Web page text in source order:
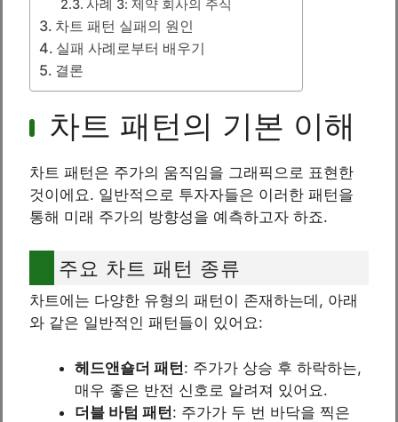
사례 3: 제약 회사의 주식
차트 패턴 실패의 원인
실패 사례로부터 배우기
결론
차트 패턴의 기본 이해
차트 패턴은 주가의 움직임을 그래픽으로 표현한
것이에요. 일반적으로 투자자들은 이러한 패턴을
통해 미래 주가의 방향성을 예측하고자 하죠.
주요 차트 패턴 종류
차트에는 다양한 유형의 패턴이 존재하는데, 아래
와 같은 일반적인 패턴들이 있어요:
헤드앤숄더 패턴: 주가가 상승 후 하락하는,
매우 좋은 반전 신호로 알려져 있어요.
더블 바텀 패턴: 주가가 두 번 바닥을 찍은